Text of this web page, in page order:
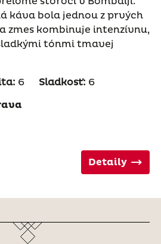
káva bola jednou z prvých
zmes kombinuje intenzívnu,
tónmi tmavej
6 Sladkosť: 6
Detaily